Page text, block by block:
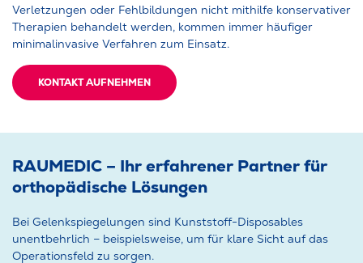
Verletzungen oder Fehlbildungen nicht mithilfe konservativer
Therapien behandelt werden, kommen immer häufiger
minimalinvasive Verfahren zum Einsatz.
KONTAKT AUFNEHMEN
RAUMEDIC – Ihr erfahrener Partner für
orthopädische Lösungen
Bei Gelenkspiegelungen sind Kunststoff-Disposables
unentbehrlich – beispielsweise, um für klare Sicht auf das
Operationsfeld zu sorgen.